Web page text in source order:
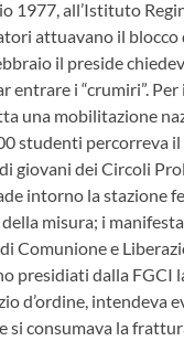
1977, all’Istituto
attuavano il blocco
il preside
entrare i “crumiri”. Per
una mobilitazione
studenti percorreva
giovani dei Circoli
intorno la stazione
della misura; i
Comunione e
presidiati dalla FGCI
d’ordine, intendeva
si consumava la